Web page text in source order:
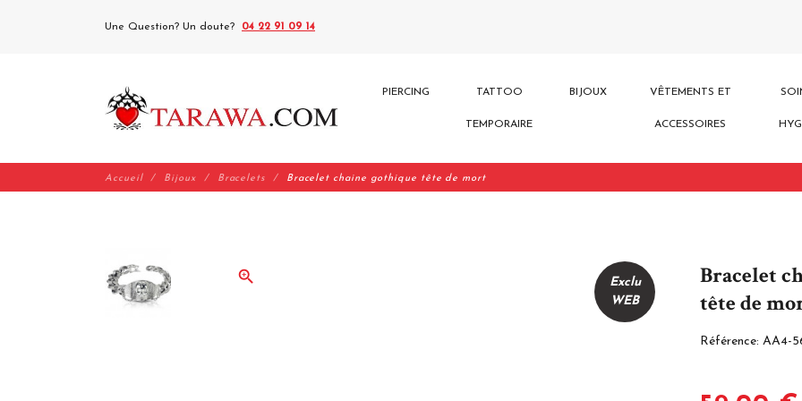
Une Question? Un doute? 04 22 91 09 14
PIERCING TATTOO
TEMPORAIRE
BIJOUX VÊTEMENTS ET
ACCESSOIRES
Accueil Bijoux Bracelets Bracelet chaine gothique tête de mort
zoom_in
Exclu
WEB
Bracelet
tête de
Référence: AA4-